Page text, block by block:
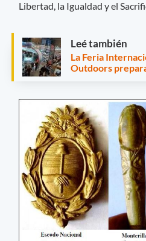
Libertad, la Igualdad y el
Leé también
La Feria
Outdoors